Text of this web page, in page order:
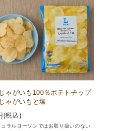
ゃがいも100％ポテトチップ
ゃがいもと塩
(税込)
ラルローソンではお取り扱いのない